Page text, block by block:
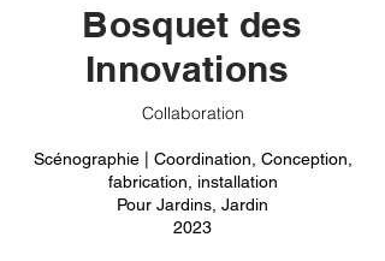
Bosquet des
Innovations
Collaboration
Scénographie | Coordination, Conception,
fabrication, installation
Pour Jardins, Jardin
2023